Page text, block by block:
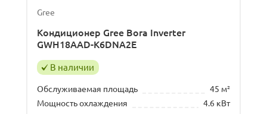
Gree
Кондиционер Gree Bora Inverter
GWH18AAD-K6DNA2E
В наличии
Обслуживаемая площадь
45 м²
Мощность охлаждения
4.6 кВт